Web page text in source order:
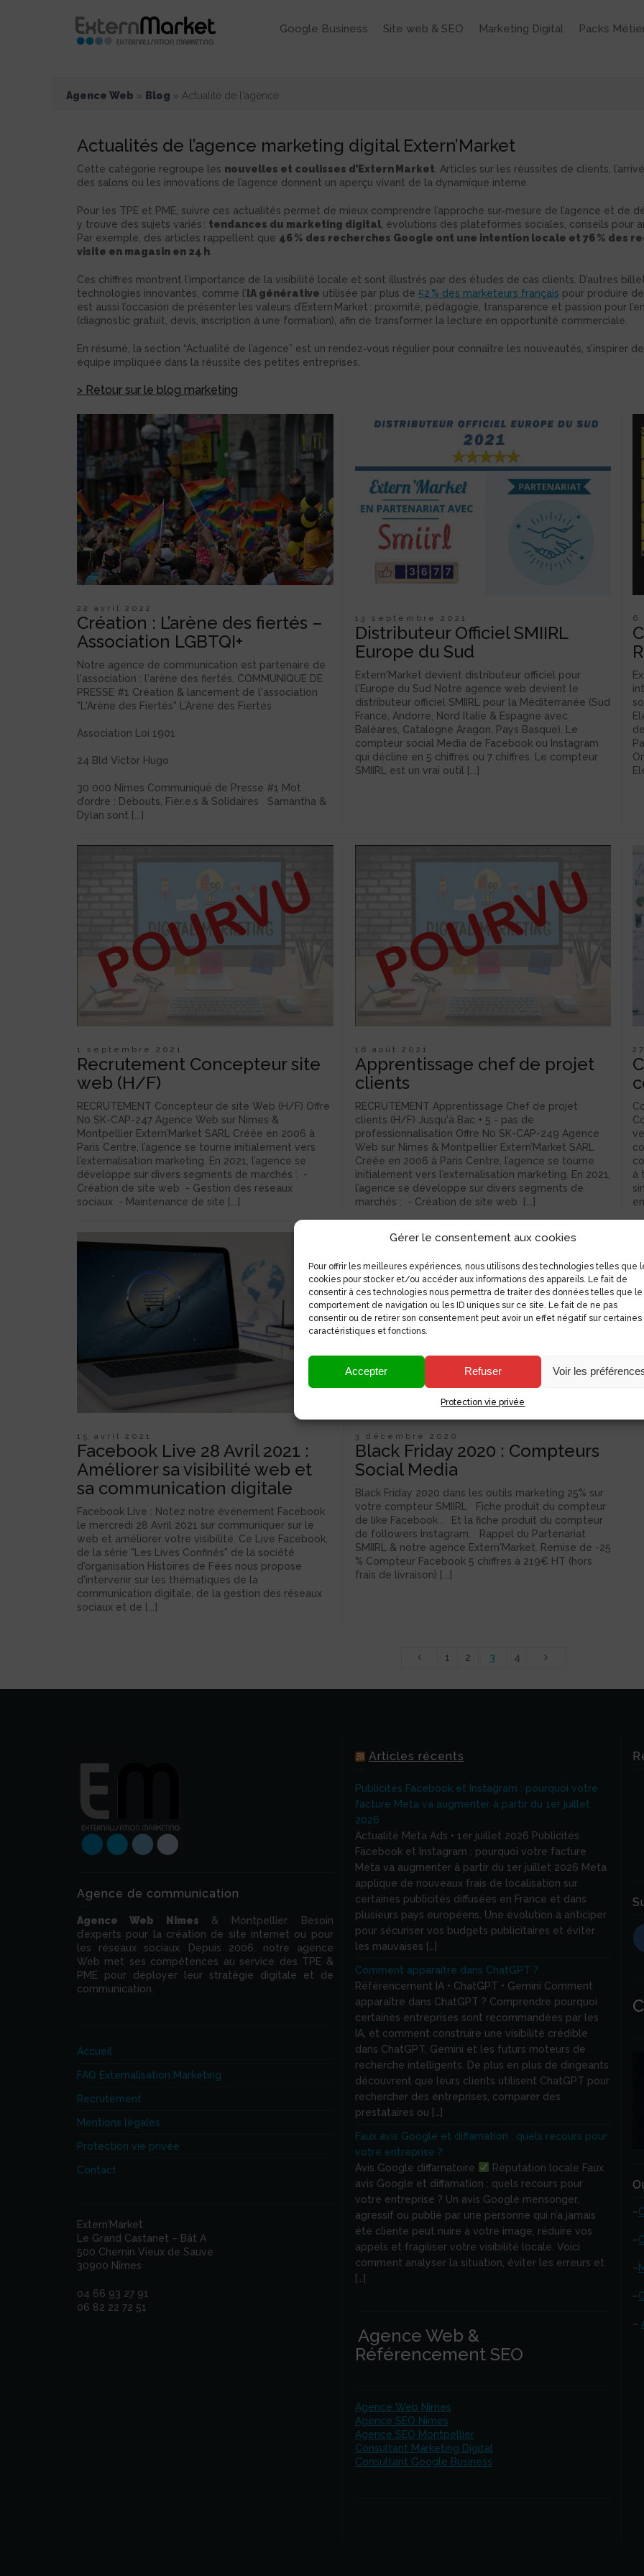
Gérer le consentement aux cookies
Pour offrir les meilleures expériences, nous utilisons des technologies telles que
cookies pour stocker et/ou accéder aux informations des appareils. Le fait de
consentir à ces technologies nous permettra de traiter des données telles que le
comportement de navigation ou les ID uniques sur ce site. Le fait de ne pas
consentir ou de retirer son consentement peut avoir un effet négatif sur certaines
caractéristiques et fonctions.
Accepter Refuser Voir les
Protection vie privée
Google Business Site web & SEO Marketing Digital Packs
Agence Web » Blog » Actualité de l'agence
Actualités de l’agence marketing digital Extern’Market
Cette catégorie regroupe les nouvelles et coulisses d’Extern Market. Articles sur les réussites de clients,
des salons ou les innovations de l’agence donnent un aperçu vivant de la dynamique interne.
Pour les TPE et PME, suivre ces actualités permet de mieux comprendre l’approche sur‑mesure de l’agence et de
y trouve des sujets variés : tendances du marketing digital, évolutions des plateformes sociales, conseils pour
Par exemple, des articles rappellent que 46 % des recherches Google ont une intention locale et 76 % des
visite en magasin en 24 h.
Ces chiffres montrent l’importance de la visibilité locale et sont illustrés par des études de cas clients. D’autres
technologies innovantes, comme l’ IA générative utilisée par plus de 52 % des marketeurs français pour produire
est aussi l’occasion de présenter les valeurs d’Extern Market : proximité, pédagogie, transparence et passion pour
(diagnostic gratuit, devis, inscription à une formation), afin de transformer la lecture en opportunité commerciale.
En résumé, la section “Actualité de l’agence” est un rendez‑vous régulier pour connaître les nouveautés, s’inspirer
équipe impliquée dans la réussite des petites entreprises.
> Retour sur le blog marketing
22 avril 2022
Création : L’arène des fiertés –
Association LGBTQI+
Notre agence de communication est partenaire de
l'association : l'arène des fiertés. COMMUNIQUE DE
PRESSE #1 Création & lancement de l'association
"L'Arène des Fiertés" L’Arène des Fiertés
Association Loi 1901
24 Bld Victor Hugo
30 000 Nîmes Communiqué de Presse #1 Mot
d’ordre : Debouts, Fièr.e.s & Solidaires Samantha &
Dylan sont [...]
13 septembre 2021
Distributeur Officiel SMIIRL
Europe du Sud
Extern'Market devient distributeur officiel pour
l'Europe du Sud Notre agence web devient le
distributeur officiel SMIIRL pour la Méditerranée (Sud
France, Andorre, Nord Italie & Espagne avec
Baléares, Catalogne Aragon, Pays Basque). Le
compteur social Media de Facebook ou Instagram
qui décline en 5 chiffres ou 7 chiffres. Le compteur
SMIIRL est un vrai outil [...]
6
1 septembre 2021
Recrutement Concepteur site
web (H/F)
RECRUTEMENT Concepteur de site Web (H/F) Offre
N0 SK-CAP-247 Agence Web sur Nimes &
Montpellier Extern’Market SARL Créée en 2006 à
Paris Centre, l’agence se tourne initialement vers
l’externalisation marketing. En 2021, l’agence se
développe sur divers segments de marchés : -
Création de site web - Gestion des réseaux
sociaux - Maintenance de site [...]
16 août 2021
Apprentissage chef de projet
clients
RECRUTEMENT Apprentissage Chef de projet
clients (H/F) Jusqu'à Bac + 5 - pas de
professionnalisation Offre N0 SK-CAP-249 Agence
Web sur Nimes & Montpellier Extern’Market SARL
Créée en 2006 à Paris Centre, l’agence se tourne
initialement vers l’externalisation marketing. En 2021,
l’agence se développe sur divers segments de
marchés : - Création de site web [...]
à
15 avril 2021
Facebook Live 28 Avril 2021 :
Améliorer sa visibilité web et
sa communication digitale
Facebook Live : Notez notre événement Facebook
le mercredi 28 Avril 2021 sur communiquer sur le
web et améliorer votre visibilité. Ce Live Facebook,
de la série "Les Lives Confinés" de la société
d'organisation Histoires de Fées nous propose
d'intervenir sur les thématiques de la
communication digitale, de la gestion des réseaux
sociaux et de [...]
3 décembre 2020
Black Friday 2020 : Compteurs
Social Media
Black Friday 2020 dans les outils marketing 25% sur
votre compteur SMIIRL Fiche produit du compteur
de like Facebook . Et la fiche produit du compteur
de followers Instagram. Rappel du Partenariat
SMIIRL & notre agence Extern'Market. Remise de -25
% Compteur Facebook 5 chiffres à 219€ HT (hors
frais de livraison) [...]
1 2 3 4
Agence de communication
Agence Web Nimes & Montpellier. Besoin
d’experts pour la création de site internet ou pour
les réseaux sociaux. Depuis 2006, notre agence
Web met ses compétences au service des TPE &
PME pour déployer leur stratégie digitale et de
communication.
Accueil
FAQ Externalisation Marketing
Recrutement
Mentions légales
Protection vie privée
Contact
Extern’Market
Le Grand Castanet – Bât A
500 Chemin Vieux de Sauve
30900 Nîmes
04 66 93 27 91
06 82 22 72 51
Articles récents
Publicités Facebook et Instagram : pourquoi votre
facture Meta va augmenter à partir du 1er juillet
2026
Actualité Meta Ads • 1er juillet 2026 Publicités
Facebook et Instagram : pourquoi votre facture
Meta va augmenter à partir du 1er juillet 2026 Meta
applique de nouveaux frais de localisation sur
certaines publicités diffusées en France et dans
plusieurs pays européens. Une évolution à anticiper
pour sécuriser vos budgets publicitaires et éviter
les mauvaises […]
Comment apparaître dans ChatGPT ?
Référencement IA • ChatGPT • Gemini Comment
apparaître dans ChatGPT ? Comprendre pourquoi
certaines entreprises sont recommandées par les
IA, et comment construire une visibilité crédible
dans ChatGPT, Gemini et les futurs moteurs de
recherche intelligents. De plus en plus de dirigeants
découvrent que leurs clients utilisent ChatGPT pour
rechercher des entreprises, comparer des
prestataires ou […]
Faux avis Google et diffamation : quels recours pour
votre entreprise ?
Avis Google diffamatoire
Réputation locale Faux
avis Google et diffamation : quels recours pour
votre entreprise ? Un avis Google mensonger,
agressif ou publié par une personne qui n’a jamais
été cliente peut nuire à votre image, réduire vos
appels et fragiliser votre visibilité locale. Voici
comment analyser la situation, éviter les erreurs et
[…]
Agence Web &
Référencement SEO
Agence Web Nîmes
Agence SEO Nîmes
Agence SEO Montpellier
Consultant Marketing Digital
Consultant Google Business
–
–
–
–
–